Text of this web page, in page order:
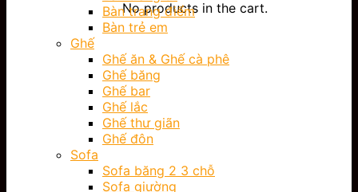
No products in the cart.
Bàn trang điểm
Bàn trẻ em
Ghế
Ghế ăn & Ghế cà phê
Ghế băng
Ghế bar
Ghế lắc
Ghế thư giãn
Ghế đôn
Sofa
Sofa băng 2 3 chỗ
Sofa giường